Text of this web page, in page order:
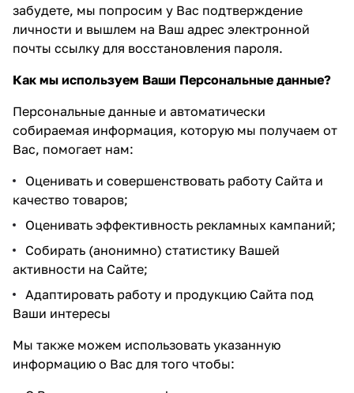
забудете, мы попросим у Вас подтверждение
личности и вышлем на Ваш адрес электронной
почты ссылку для восстановления пароля.
Как мы используем Ваши Персональные данные?
Персональные данные и автоматически
собираемая информация, которую мы получаем от
Вас, помогает нам:
Оценивать и совершенствовать работу Сайта и
качество товаров;
Оценивать эффективность рекламных кампаний;
Собирать (анонимно) статистику Вашей
активности на Сайте;
Адаптировать работу и продукцию Сайта под
Ваши интересы
Мы также можем использовать указанную
информацию о Вас для того чтобы: